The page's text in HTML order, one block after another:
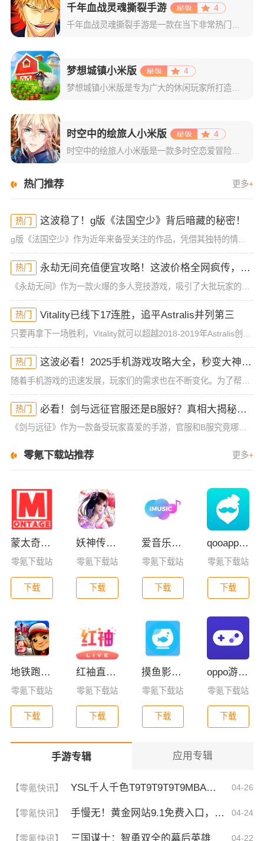
千年血战灵魂撕裂手游
4
梦想城镇小米版
4
时空中的绘旅人小米版
4
热门推荐 更多+
热门 这波稳了！g版《法国空少》背后暗藏的秘密！
g版《法国空少》作为近年来备受关注的作品，凭借其独特的情节设定和深刻的角色塑造，吸引了大量观众的讨论与追捧。而在这部看似轻松的剧情背后，隐藏了许多让人深思的深层次含义。今天，我们将深入分析g版《法国空
热门 永劫无间充值便宜攻略！这波价格全网疯传，手慢无！
《永劫无间》作为一款火爆的多人竞技游戏，吸引了大批玩家的加入。随着游戏的热度不断攀升，许多人都在为如何在充值时找到更便宜的途径而头疼。今天，就来为大家揭开充值便宜的真相，赶紧了解一下这些技巧，手慢无哦
热门 Vitality已线下17连胜，追平Astralis并列第三
热门 这波必看！2025手机游戏攻略大全，秒变大神手慢无
热门 必看！剑与远征官服还是B服好？真相大揭秘，手慢无！
《剑与远征》作为一款备受玩家喜爱的手游，官服和B服究竟哪个更好呢？这个问题已经困扰了不少小伙伴，尤其是新手玩家在选择服务器时，常常感到迷茫。今天，我们就来深入剖析一下官服和B服的优劣，帮你做出最明智的
零氪下载站推荐 更多+
蒙太奇影视2025最新版本下载
零氪下载站
下载
妖神传GM版
零氪下载站
下载
爱音乐app下载免费版
零氪下载站
下载
qooapp安卓版
零氪下载站
下载
地铁跑酷全皮肤版
零氪下载站
下载
红袖直播免费版官方版下载
零氪下载站
下载
摸鱼影视app最新版下载
零氪下载站
下载
oppo游戏助手国际版
零氪下载站
下载
手游专辑 应用专辑
【零氪快讯】 YSL千人千色T9T9T9T9T9MBA！揭秘背后的设计秘密，难怪网友都在疯传！ 04-26
【零氪快讯】 手慢无！黄金网站9.1免费入口，揭秘这波稳了的福利！ 04-24
【零氪快讯】 三国谋士：智勇双全的幕后英雄 04-22